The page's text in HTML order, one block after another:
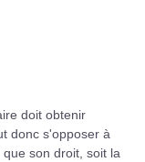
doit obtenir
donc s'opposer à
son droit, soit la